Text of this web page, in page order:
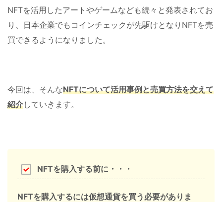
NFTを活用したアートやゲームなども続々と発表されてお
り、日本企業でもコインチェックが先駆けとなりNFTを売
買できるようになりました。
今回は、そんなNFTについて活用事例と売買方法を交えて
紹介していきます。
NFTを購入する前に・・・
NFTを購入するには仮想通貨を買う必要がありま